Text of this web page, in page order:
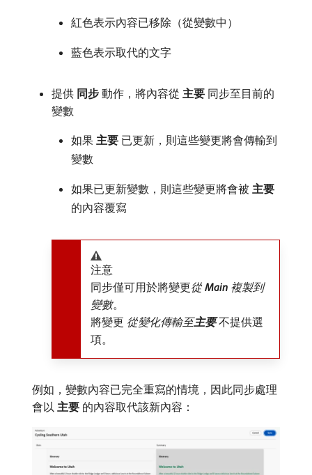
紅色表示內容已移除（從變數中）
藍色表示取代的文字
提供​ 同步 ​動作，將內容從​ 主要 ​同步至目前的
變數
如果​ 主要 ​已更新，則這些變更將會傳輸到
變數
如果已更新變數，則這些變更將會被​ 主要
的內容覆寫
注意
同步僅可用於將變更​從​Main ​複製到
變數。
將變更​ 從變化傳輸至​主要不提供選
項。
例如，變數內容已完全重寫的情境，因此同步處理
會以​ 主要 ​的內容取代該新內容：